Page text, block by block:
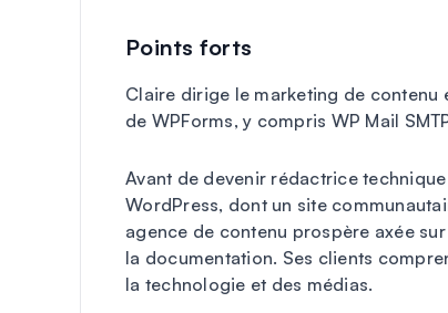
Points forts
Claire dirige le marketing de
de WPForms, y compris WP Mail
Avant de devenir rédactrice
WordPress, dont un site
agence de contenu prospère axée
la documentation. Ses clients
la technologie et des médias.